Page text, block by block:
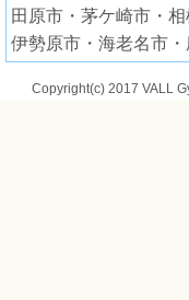
田原市・茅ケ崎市・
伊勢原市・海老名市
Copyright(c) 2017 VALL